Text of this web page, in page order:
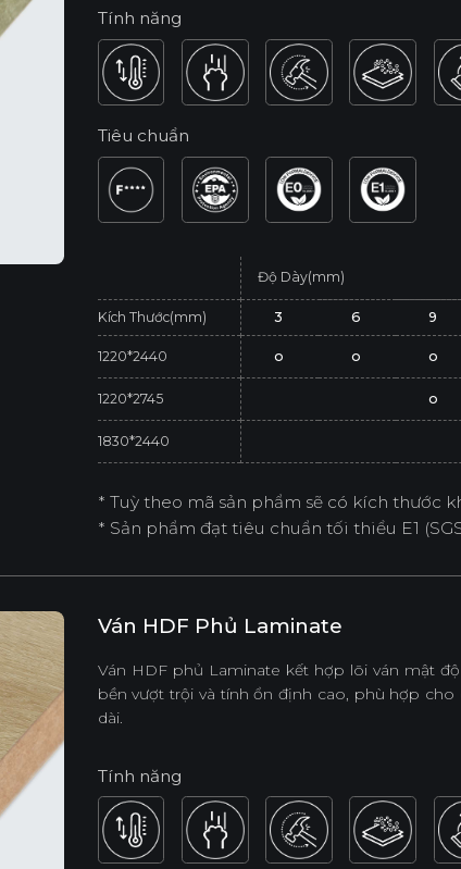
Tính năng
Tiêu chuẩn
Độ Dày(mm)
Kích Thước(mm) 3 6 9
1220*2440 o o o
1220*2745 o
1830*2440
* Tuỳ theo mã sản phẩm sẽ có kích thước
* Sản phẩm đạt tiêu chuẩn tối thiểu E1
Ván HDF Phủ Laminate
Ván HDF phủ Laminate kết hợp lõi ván mật
bền vượt trội và tính ổn định cao, phù hợp
dài.
Tính năng